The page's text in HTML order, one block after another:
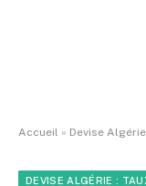
Accueil » Devise
DEVISE ALGÉRIE :